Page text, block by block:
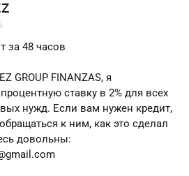
за 48 часов
GROUP FINANZAS, я
ставку в 2% для всех
нужд. Если вам нужен кредит,
к ним, как это сделал
довольны: